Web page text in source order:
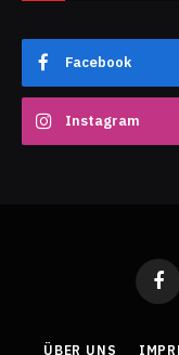
Facebook
Instagram
ÜBER UNS